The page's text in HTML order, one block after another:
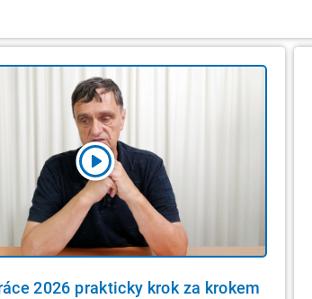
2026 prakticky krok za krokem